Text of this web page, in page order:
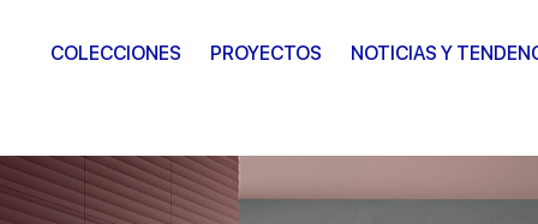
COLECCIONES PROYECTOS NOTICIAS Y